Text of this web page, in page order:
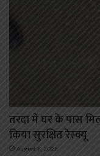
तरदा में घर के पास
किया सुरक्षित रेस्क्यू
August 8, 2026